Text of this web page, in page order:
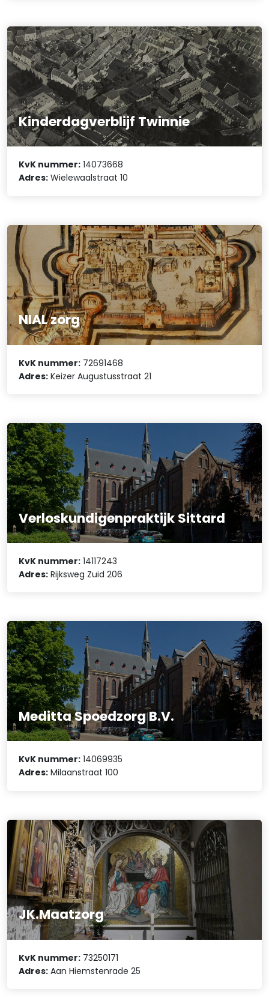
Kinderdagverblijf Twinnie
KvK nummer: 14073668
Adres: Wielewaalstraat 10
NIAL zorg
KvK nummer: 72691468
Adres: Keizer Augustusstraat 21
Verloskundigenpraktijk Sittard
KvK nummer: 14117243
Adres: Rijksweg Zuid 206
Meditta Spoedzorg B.V.
KvK nummer: 14069935
Adres: Milaanstraat 100
JK.Maatzorg
KvK nummer: 73250171
Adres: Aan Hiemstenrade 25